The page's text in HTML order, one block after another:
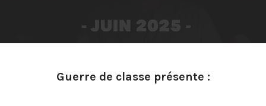
Guerre de classe présente :